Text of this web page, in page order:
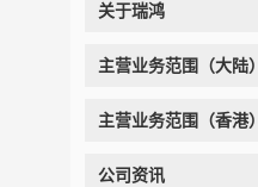
关于瑞鸿
主营业务范围（大陆）
主营业务范围（香港）
公司资讯